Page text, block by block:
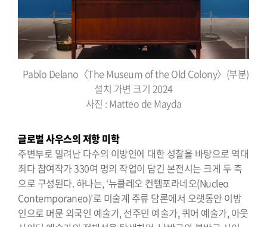
Pablo Delano〈The Museum of the Old Colony〉(부분)
설치 가변 크기 2024
사진 : Matteo de Mayda
글로벌 사우스의 저항 미학
주변부로 밀려난 다수의 이방인에 대한 성찰을 바탕으로 역대
최다 참여작가 330여 명의 작업이 담긴 본전시는 크게 두 축
으로 구성된다. 하나는, ‘뉴클레오 컨템포라네오(Nucleo
Contemporaneo)’로 미술계 주류 담론에서 오랫동안 이방
인으로 머문 외국인 예술가, 선주민 예술가, 퀴어 예술가, 아웃